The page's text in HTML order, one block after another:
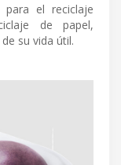
el reciclaje
de papel,
su vida útil.